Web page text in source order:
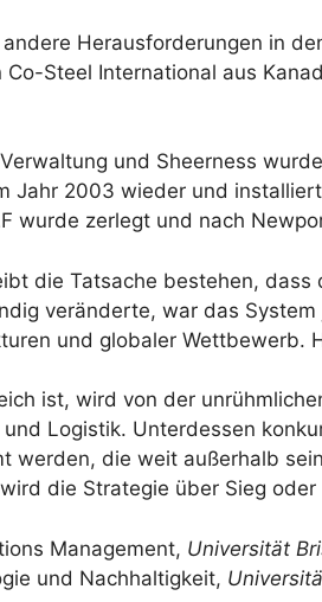
Herausforderungen in
Steel International aus
und Sheerness
Jahr 2003 wieder und
wurde zerlegt und nach
die Tatsache bestehen,
veränderte, war das
und globaler
ist, wird von der
Logistik. Unterdessen
werden, die weit außerhalb
die Strategie über Sieg
Management, Universität
und Nachhaltigkeit,